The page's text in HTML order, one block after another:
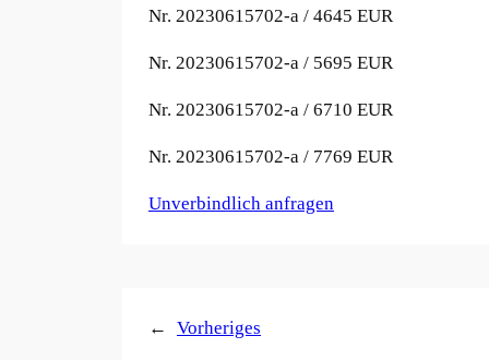
Nr. 20230615702-a / 4645 EUR
Nr. 20230615702-a / 5695 EUR
Nr. 20230615702-a / 6710 EUR
Nr. 20230615702-a / 7769 EUR
Unverbindlich anfragen
← Vorheriges